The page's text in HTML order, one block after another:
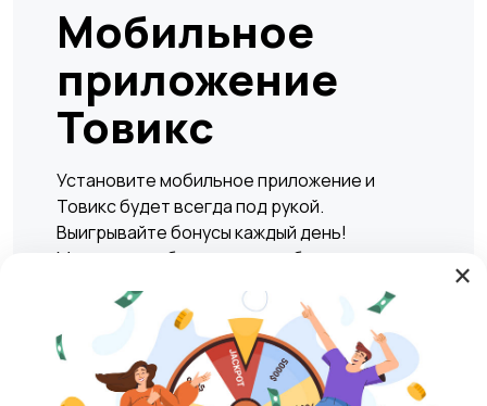
Мобильное
приложение
Товикс
Установите мобильное приложение и
Товикс будет всегда под рукой.
Выигрывайте бонусы каждый день!
Мгновенно и безопасно подбирать жилье,
сделки по покупке или продаже любых
товаров и услуг в любое удобное время.
Play Market RuStore
×